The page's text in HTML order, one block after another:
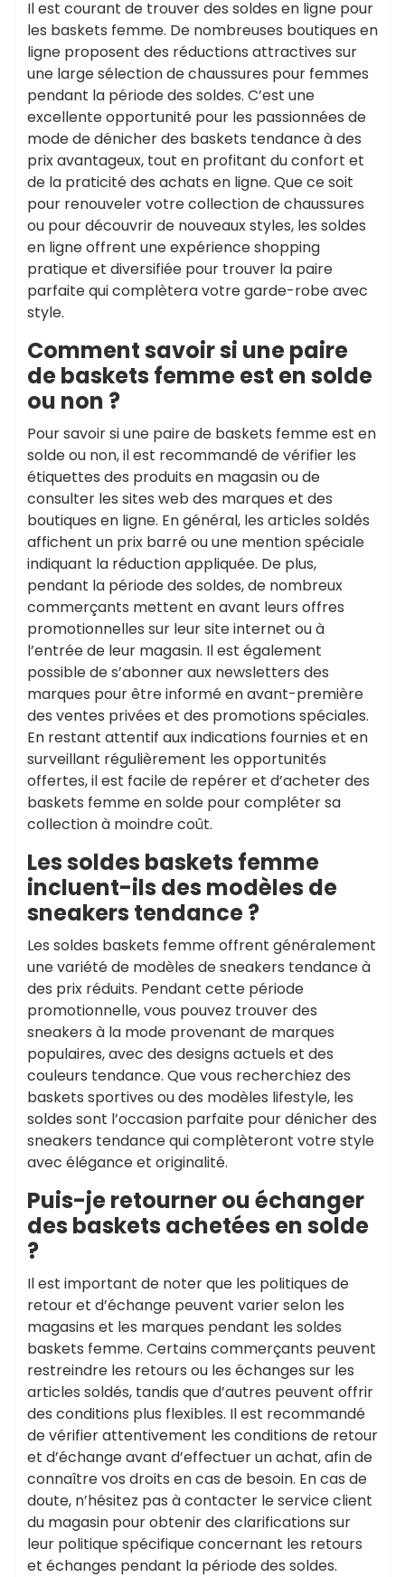
Il est courant de trouver des soldes en ligne pour
les baskets femme. De nombreuses boutiques en
ligne proposent des réductions attractives sur
une large sélection de chaussures pour femmes
pendant la période des soldes. C’est une
excellente opportunité pour les passionnées de
mode de dénicher des baskets tendance à des
prix avantageux, tout en profitant du confort et
de la praticité des achats en ligne. Que ce soit
pour renouveler votre collection de chaussures
ou pour découvrir de nouveaux styles, les soldes
en ligne offrent une expérience shopping
pratique et diversifiée pour trouver la paire
parfaite qui complètera votre garde-robe avec
style.
Comment savoir si une paire
de baskets femme est en solde
ou non ?
Pour savoir si une paire de baskets femme est en
solde ou non, il est recommandé de vérifier les
étiquettes des produits en magasin ou de
consulter les sites web des marques et des
boutiques en ligne. En général, les articles soldés
affichent un prix barré ou une mention spéciale
indiquant la réduction appliquée. De plus,
pendant la période des soldes, de nombreux
commerçants mettent en avant leurs offres
promotionnelles sur leur site internet ou à
l’entrée de leur magasin. Il est également
possible de s’abonner aux newsletters des
marques pour être informé en avant-première
des ventes privées et des promotions spéciales.
En restant attentif aux indications fournies et en
surveillant régulièrement les opportunités
offertes, il est facile de repérer et d’acheter des
baskets femme en solde pour compléter sa
collection à moindre coût.
Les soldes baskets femme
incluent-ils des modèles de
sneakers tendance ?
Les soldes baskets femme offrent généralement
une variété de modèles de sneakers tendance à
des prix réduits. Pendant cette période
promotionnelle, vous pouvez trouver des
sneakers à la mode provenant de marques
populaires, avec des designs actuels et des
couleurs tendance. Que vous recherchiez des
baskets sportives ou des modèles lifestyle, les
soldes sont l’occasion parfaite pour dénicher des
sneakers tendance qui complèteront votre style
avec élégance et originalité.
Puis-je retourner ou échanger
des baskets achetées en solde
?
Il est important de noter que les politiques de
retour et d’échange peuvent varier selon les
magasins et les marques pendant les soldes
baskets femme. Certains commerçants peuvent
restreindre les retours ou les échanges sur les
articles soldés, tandis que d’autres peuvent offrir
des conditions plus flexibles. Il est recommandé
de vérifier attentivement les conditions de retour
et d’échange avant d’effectuer un achat, afin de
connaître vos droits en cas de besoin. En cas de
doute, n’hésitez pas à contacter le service client
du magasin pour obtenir des clarifications sur
leur politique spécifique concernant les retours
et échanges pendant la période des soldes.